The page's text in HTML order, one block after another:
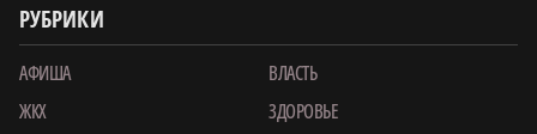
РУБРИКИ
АФИША
ВЛАСТЬ
ЖКХ
ЗДОРОВЬЕ